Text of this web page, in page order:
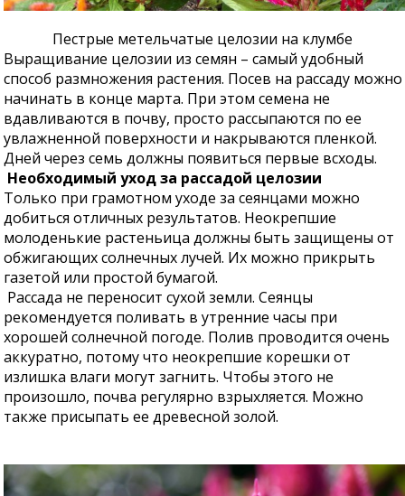
Пестрые метельчатые целозии на клумбе
Выращивание целозии из семян – самый удобный
способ размножения растения. Посев на рассаду можно
начинать в конце марта. При этом семена не
вдавливаются в почву, просто рассыпаются по ее
увлажненной поверхности и накрываются пленкой.
Дней через семь должны появиться первые всходы.
Необходимый уход за рассадой целозии
Только при грамотном уходе за сеянцами можно
добиться отличных результатов. Неокрепшие
молоденькие растеньица должны быть защищены от
обжигающих солнечных лучей. Их можно прикрыть
газетой или простой бумагой.
Рассада не переносит сухой земли. Сеянцы
рекомендуется поливать в утренние часы при
хорошей солнечной погоде. Полив проводится очень
аккуратно, потому что неокрепшие корешки от
излишка влаги могут загнить. Чтобы этого не
произошло, почва регулярно взрыхляется. Можно
также присыпать ее древесной золой.